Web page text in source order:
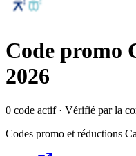
Code promo
2026
0 code actif· Vérifié par la
Codes promo et réductions